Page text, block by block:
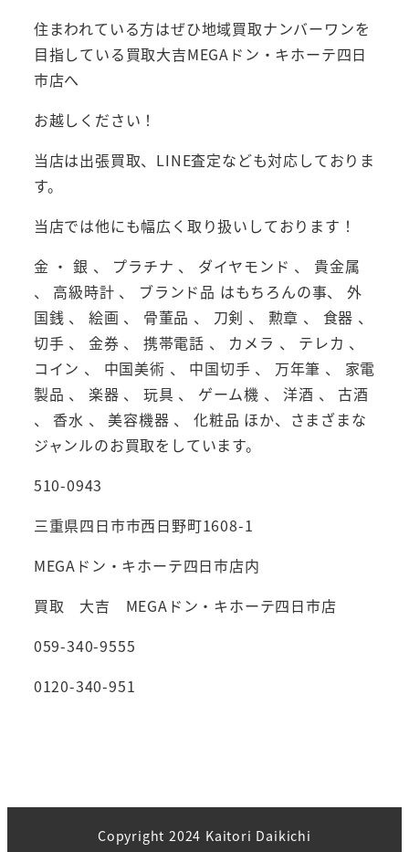
住まわれている方はぜひ地域買取ナンバーワンを
目指している買取大吉MEGAドン・キホーテ四日
市店へ
お越しください！
当店は出張買取、LINE査定なども対応しておりま
す。
当店では他にも幅広く取り扱いしております！
金 ・ 銀 、 プラチナ 、 ダイヤモンド 、 貴金属
、 高級時計 、 ブランド品 はもちろんの事、 外
国銭 、 絵画 、 骨董品 、 刀剣 、 勲章 、 食器 、
切手 、 金券 、 携帯電話 、 カメラ 、 テレカ 、
コイン 、 中国美術 、 中国切手 、 万年筆 、 家電
製品 、 楽器 、 玩具 、 ゲーム機 、 洋酒 、 古酒
、 香水 、 美容機器 、 化粧品 ほか、さまざまな
ジャンルのお買取をしています。
510-0943
三重県四日市市西日野町1608-1
MEGAドン・キホーテ四日市店内
買取 大吉 MEGAドン・キホーテ四日市店
059-340-9555
0120-340-951
Copyright 2024 Kaitori Daikichi